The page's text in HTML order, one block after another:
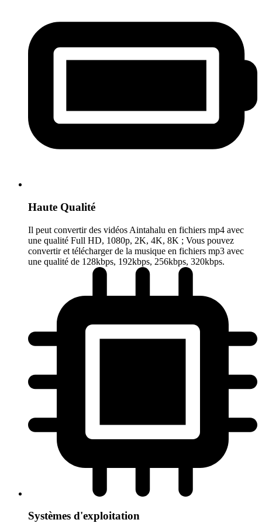
Haute Qualité
Il peut convertir des vidéos Aintahalu en fichiers mp4 avec
une qualité Full HD, 1080p, 2K, 4K, 8K ; Vous pouvez
convertir et télécharger de la musique en fichiers mp3 avec
une qualité de 128kbps, 192kbps, 256kbps, 320kbps.
Systèmes d'exploitation